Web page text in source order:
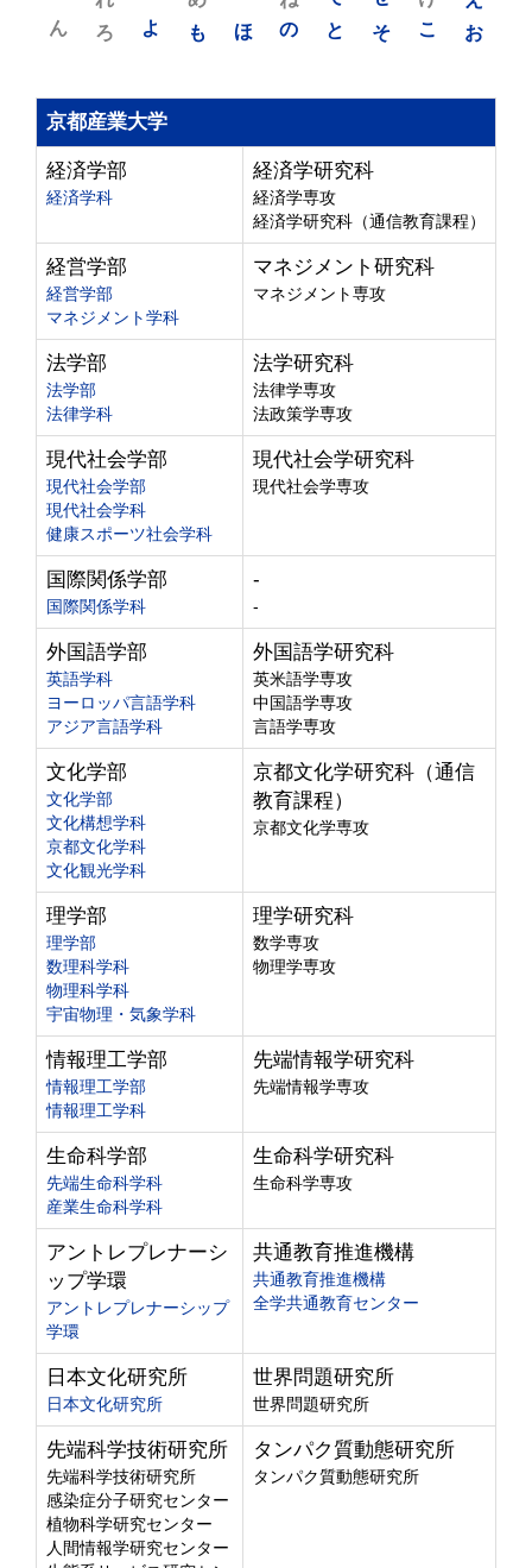
お
こ
そ
と
の
ほ
も
よ
ろ
ん
京都産業大学
経済学部
経済学科
経済学研究科
経済学専攻
経済学研究科（通信教育課程）
経営学部
経営学部
マネジメント学科
マネジメント研究科
マネジメント専攻
法学部
法学部
法律学科
法学研究科
法律学専攻
法政策学専攻
現代社会学部
現代社会学部
現代社会学科
健康スポーツ社会学科
現代社会学研究科
現代社会学専攻
国際関係学部
国際関係学科
-
-
外国語学部
英語学科
ヨーロッパ言語学科
アジア言語学科
外国語学研究科
英米語学専攻
中国語学専攻
言語学専攻
文化学部
文化学部
文化構想学科
京都文化学科
文化観光学科
京都文化学研究科（通信
教育課程）
京都文化学専攻
理学部
理学部
数理科学科
物理科学科
宇宙物理・気象学科
理学研究科
数学専攻
物理学専攻
情報理工学部
情報理工学部
情報理工学科
先端情報学研究科
先端情報学専攻
生命科学部
先端生命科学科
産業生命科学科
生命科学研究科
生命科学専攻
アントレプレナーシ
ップ学環
アントレプレナーシップ
学環
共通教育推進機構
共通教育推進機構
全学共通教育センター
日本文化研究所
日本文化研究所
世界問題研究所
世界問題研究所
先端科学技術研究所
先端科学技術研究所
感染症分子研究センター
植物科学研究センター
人間情報学研究センター
タンパク質動態研究所
タンパク質動態研究所